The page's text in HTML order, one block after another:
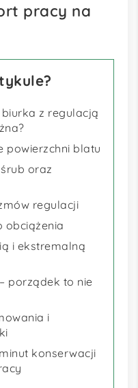
pracy na
z regulacją
powierzchni blatu
oraz
regulacji
obciążenia
i ekstremalną
porządek to nie
i
konserwacji